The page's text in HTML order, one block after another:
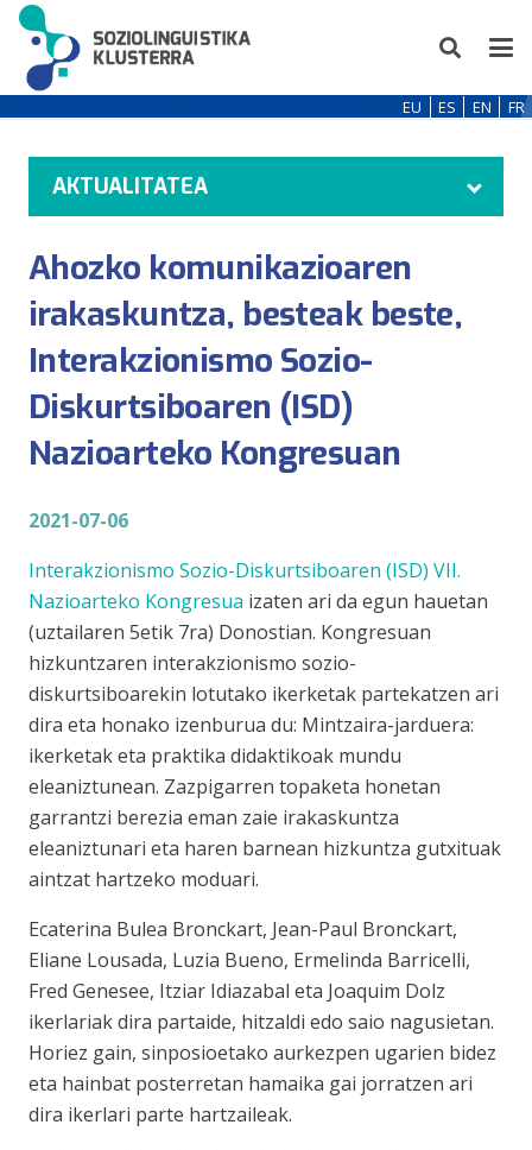
EU ES EN FR
AKTUALITATEA
Ahozko komunikazioaren
irakaskuntza, besteak beste,
Interakzionismo Sozio-
Diskurtsiboaren (ISD)
Nazioarteko Kongresuan
2021-07-06
Interakzionismo Sozio-Diskurtsiboaren (ISD) VII.
Nazioarteko Kongresua izaten ari da egun hauetan
(uztailaren 5etik 7ra) Donostian. Kongresuan
hizkuntzaren interakzionismo sozio-
diskurtsiboarekin lotutako ikerketak partekatzen ari
dira eta honako izenburua du: Mintzaira-jarduera:
ikerketak eta praktika didaktikoak mundu
eleaniztunean. Zazpigarren topaketa honetan
garrantzi berezia eman zaie irakaskuntza
eleaniztunari eta haren barnean hizkuntza gutxituak
aintzat hartzeko moduari.
Ecaterina Bulea Bronckart, Jean-Paul Bronckart,
Eliane Lousada, Luzia Bueno, Ermelinda Barricelli,
Fred Genesee, Itziar Idiazabal eta Joaquim Dolz
ikerlariak dira partaide, hitzaldi edo saio nagusietan.
Horiez gain, sinposioetako aurkezpen ugarien bidez
eta hainbat posterretan hamaika gai jorratzen ari
dira ikerlari parte hartzaileak.